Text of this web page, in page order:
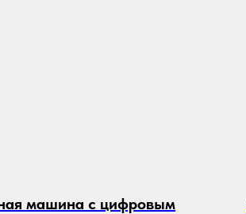
машина с цифровым